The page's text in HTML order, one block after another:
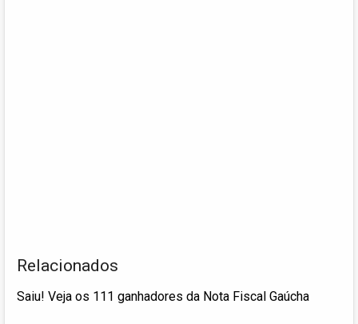
Relacionados
Saiu! Veja os 111 ganhadores da Nota Fiscal Gaúcha